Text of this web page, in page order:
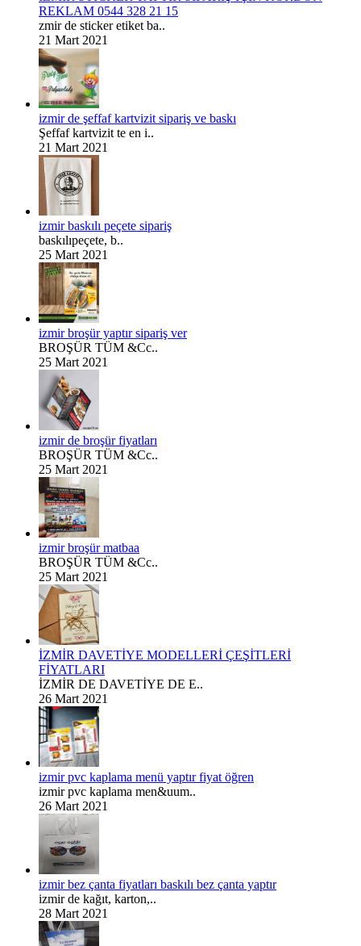
REKLAM 0544 328 21 15
zmir de sticker etiket ba..
21 Mart 2021
izmir de şeffaf kartvizit sipariş ve baskı
Şeffaf kartvizit te en i..
21 Mart 2021
izmir baskılı peçete sipariş
baskılıpeçete, b..
25 Mart 2021
izmir broşür yaptır sipariş ver
BROŞÜR TÜM &Cc..
25 Mart 2021
izmir de broşür fiyatları
BROŞÜR TÜM &Cc..
25 Mart 2021
izmir broşür matbaa
BROŞÜR TÜM &Cc..
25 Mart 2021
İZMİR DAVETİYE MODELLERİ ÇEŞİTLERİ
FİYATLARI
İZMİR DE DAVETİYE DE E..
26 Mart 2021
izmir pvc kaplama menü yaptır fiyat öğren
izmir pvc kaplama men&uum..
26 Mart 2021
izmir bez çanta fiyatları baskılı bez çanta yaptır
izmir de kağıt, karton,..
28 Mart 2021